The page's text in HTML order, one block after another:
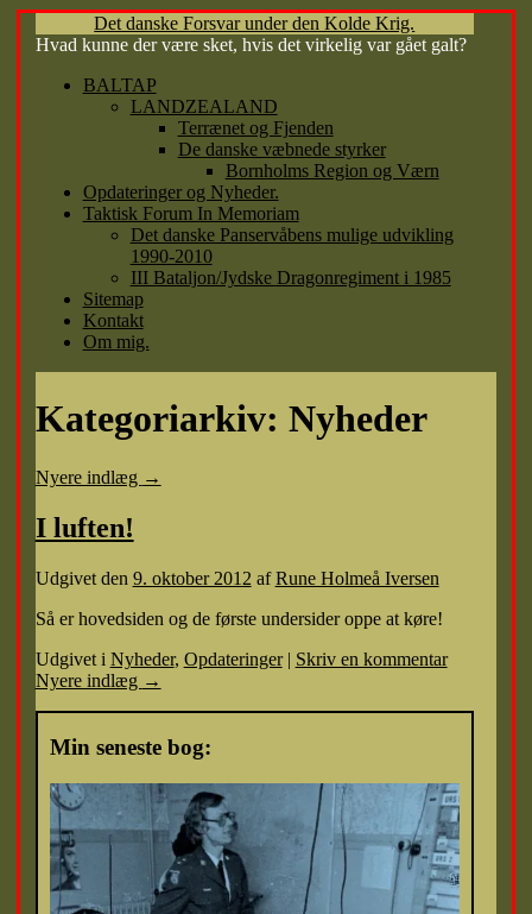
Det danske Forsvar under den Kolde Krig.
Hvad kunne der være sket, hvis det virkelig var gået galt?
Hop
BALTAP
LANDZEALAND
Terrænet og Fjenden
De danske væbnede styrker
Bornholms Region og Værn
Opdateringer og Nyheder.
Taktisk Forum In Memoriam
Det danske Panservåbens mulige udvikling
1990-2010
III Bataljon/Jydske Dragonregiment i 1985
Sitemap
Kontakt
Om mig.
Kategoriarkiv: Nyheder
Nyere indlæg →
I luften!
Udgivet den 9. oktober 2012 af Rune Holmeå Iversen
Så er hovedsiden og de første undersider oppe at køre!
Udgivet i Nyheder, Opdateringer | Skriv en kommentar
Nyere indlæg →
Min seneste bog: